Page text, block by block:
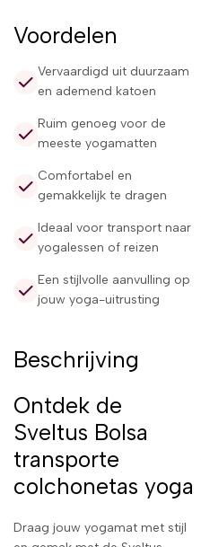
Voordelen
Vervaardigd uit duurzaam
en ademend katoen
Ruim genoeg voor de
meeste yogamatten
Comfortabel en
gemakkelijk te dragen
Ideaal voor transport naar
yogalessen of reizen
Een stijlvolle aanvulling op
jouw yoga-uitrusting
Beschrijving
Ontdek de
Sveltus Bolsa
transporte
colchonetas yoga
Draag jouw yogamat met stijl